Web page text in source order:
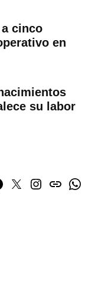
cinco
en
su labor
TwitterInstagram
issuu